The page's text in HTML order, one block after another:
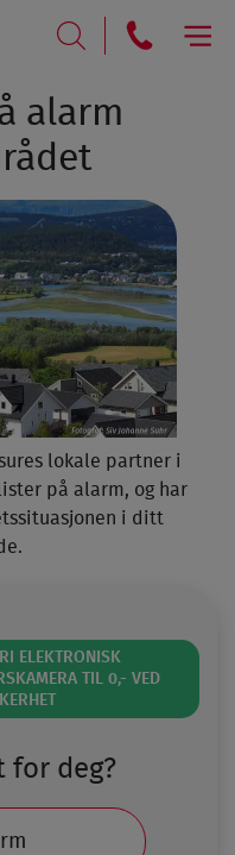
alarm
lokale partner i
på alarm, og har
i ditt
ELEKTRONISK
TIL 0,- VED
for deg?